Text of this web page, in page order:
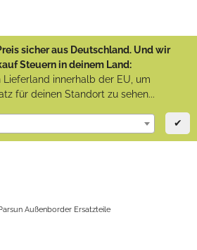
sicher aus Deutschland. Und wir
Steuern in deinem Land:
innerhalb der EU, um
für deinen Standort zu sehen...
✔
Außenborder Ersatzteile